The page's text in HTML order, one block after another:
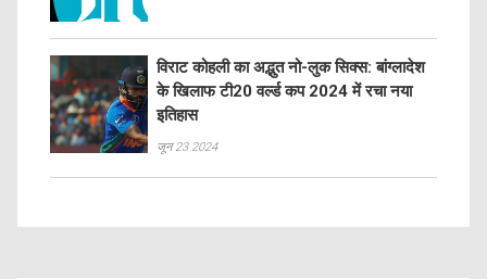
विराट कोहली का अद्भुत नो-लुक सिक्स: बांग्लादेश
के खिलाफ टी20 वर्ल्ड कप 2024 में रचा नया
इतिहास
जून 23 2024